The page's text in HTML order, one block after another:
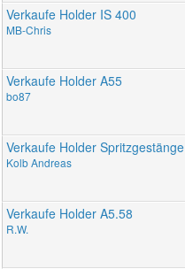
Verkaufe Holder IS 400
MB-Chris
Verkaufe Holder A55
bo87
Verkaufe Holder Spritzgestänge
Kolb Andreas
Verkaufe Holder A5.58
R.W.